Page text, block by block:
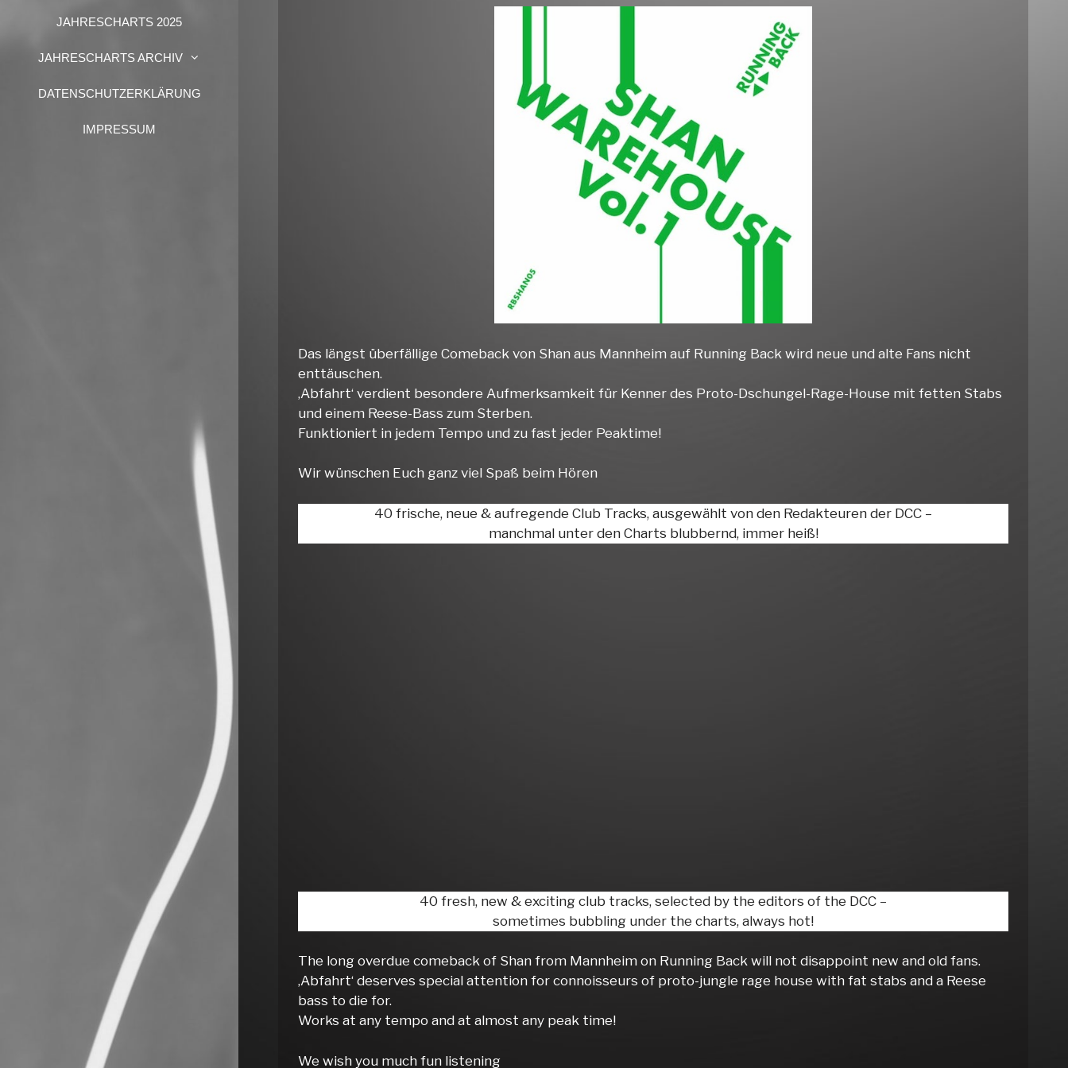
JAHRESCHARTS 2025
JAHRESCHARTS ARCHIV
DATENSCHUTZERKLÄRUNG
IMPRESSUM
Das längst überfällige Comeback von Shan aus Mannheim auf Running Back wird neue und alte Fans nicht
enttäuschen.
‚Abfahrt‘ verdient besondere Aufmerksamkeit für Kenner des Proto-Dschungel-Rage-House mit fetten Stabs
und einem Reese-Bass zum Sterben.
Funktioniert in jedem Tempo und zu fast jeder Peaktime!
Wir wünschen Euch ganz viel Spaß beim Hören
40 frische, neue & aufregende Club Tracks, ausgewählt von den Redakteuren der DCC –
manchmal unter den Charts blubbernd, immer heiß!
40 fresh, new & exciting club tracks, selected by the editors of the DCC –
sometimes bubbling under the charts, always hot!
The long overdue comeback of Shan from Mannheim on Running Back will not disappoint new and old fans.
‚Abfahrt‘ deserves special attention for connoisseurs of proto-jungle rage house with fat stabs and a Reese
bass to die for.
Works at any tempo and at almost any peak time!
We wish you much fun listening